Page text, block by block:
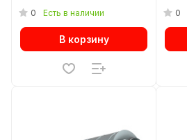
0 Есть в наличии
В корзину
0